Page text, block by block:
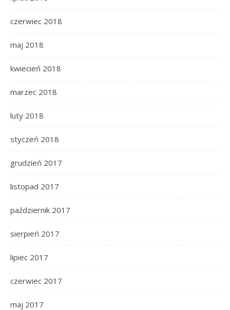
czerwiec 2018
maj 2018
kwiecień 2018
marzec 2018
luty 2018
styczeń 2018
grudzień 2017
listopad 2017
październik 2017
sierpień 2017
lipiec 2017
czerwiec 2017
maj 2017